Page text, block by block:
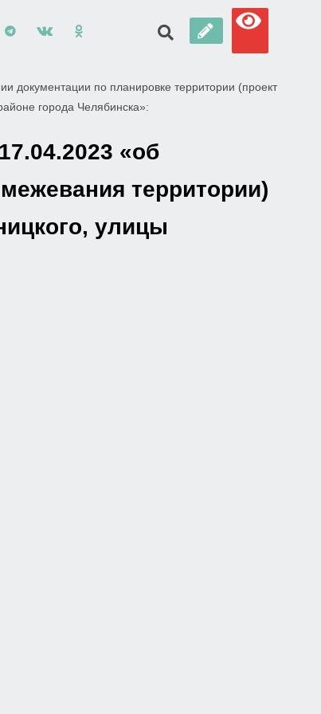
документации по планировке территории (проект
города Челябинска»:
«об
территории)
улицы